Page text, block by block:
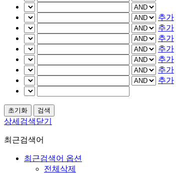
추가
추가
추가
추가
추가
추가
추가
상세검색닫기
최근검색어
최근검색어 옵션
전체삭제